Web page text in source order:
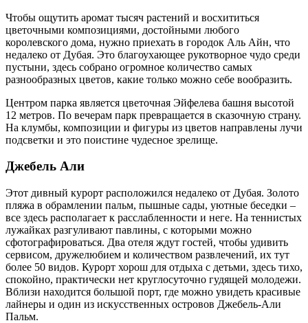
Чтобы ощутить аромат тысяч растений и восхититься
цветочными композициями, достойными любого
королевского дома, нужно приехать в городок Аль Айн, что
недалеко от Дубая. Это благоухающее рукотворное чудо среди
пустыни, здесь собрано огромное количество самых
разнообразных цветов, какие только можно себе вообразить.
Центром парка является цветочная Эйфелева башня высотой
12 метров. По вечерам парк превращается в сказочную страну.
На клумбы, композиции и фигуры из цветов направлены лучи
подсветки и это поистине чудесное зрелище.
Джебель Али
Этот дивный курорт расположился недалеко от Дубая. Золото
пляжа в обрамлении пальм, пышные сады, уютные беседки –
все здесь располагает к расслабленности и неге. На теннистых
лужайках разгуливают павлины, с которыми можно
сфотографироваться. Два отеля ждут гостей, чтобы удивить
сервисом, дружелюбием и количеством развлечений, их тут
более 50 видов. Курорт хорош для отдыха с детьми, здесь тихо,
спокойно, практически нет круглосуточно гудящей молодежи.
Вблизи находится большой порт, где можно увидеть красивые
лайнеры и один из искусственных островов Джебель-Али
Пальм.